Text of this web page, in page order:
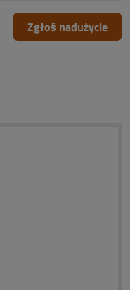
Zgłoś nadużycie